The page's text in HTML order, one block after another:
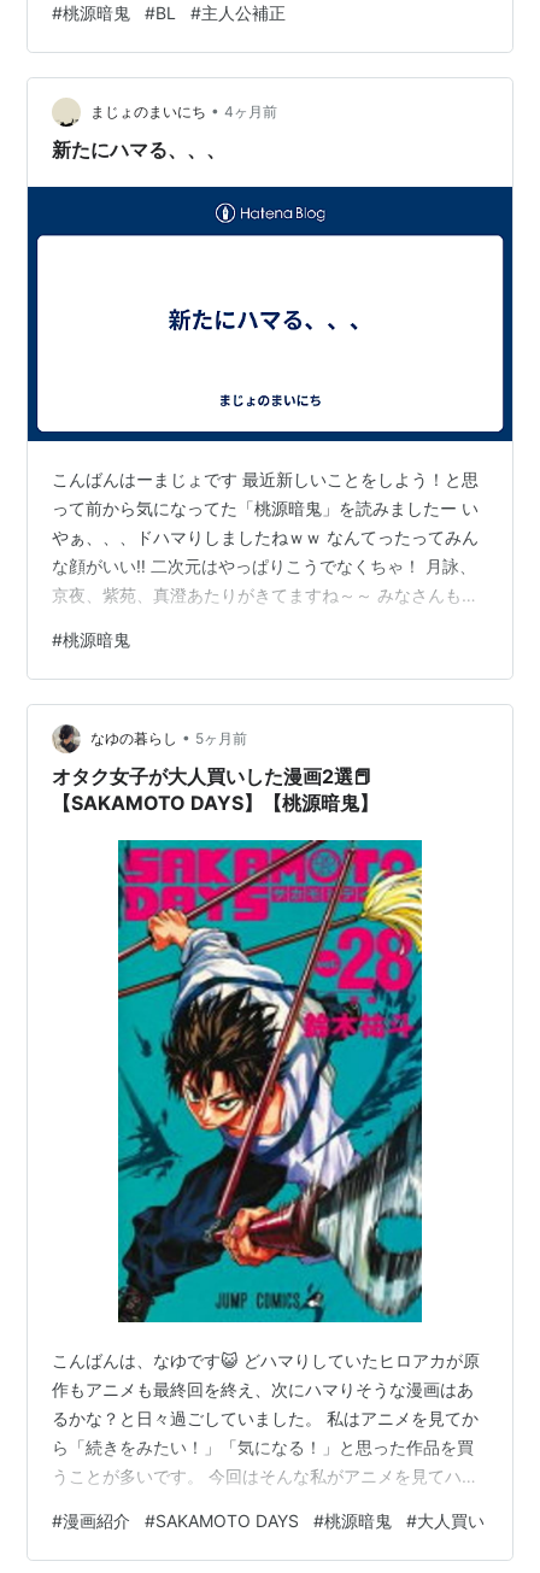
公は愛されろ！！見てるこっちも癒されるから‼ 主人公
愛されを読んで元気チャージしているこの頃でしたｗ 今
回はこのくらいで！また次の夜に逢いましょ～
#桃源暗鬼 #BL #主人公補正
まじょのまいにち • 4ヶ月前
新たにハマる、、、
こんばんはーまじょです 最近新しいことをしよう！と思
って前から気になってた「桃源暗鬼」を読みましたー い
やぁ、、、ドハマりしましたねｗｗ なんてったってみん
な顔がいい‼ 二次元はやっぱりこうでなくちゃ！ 月詠、
京夜、紫苑、真澄あたりがきてますね～～ みなさんもぜ
かりますよ‼ 今回はこのくらいで！また次の夜に逢いま
しょ～
#桃源暗鬼
なゆの暮らし • 5ヶ月前
オタク女子が大人買いした漫画2選📕
【SAKAMOTO DAYS】【桃源暗鬼】
こんばんは、なゆです😺 どハマりしていたヒロアカが原
作もアニメも最終回を終え、次にハマりそうな漫画はあ
るかな？と日々過ごしていました。 私はアニメを見てか
ら「続きをみたい！」「気になる！」と思った作品を買
うことが多いです。 今回はそんな私がアニメを見てハマ
DAYS SAKAMOTO DAYSとは SAKAMOTO DAYSの魅力
実写化決定 桃源暗鬼 桃源暗鬼とは 桃源暗鬼の魅力 アニ
#漫画紹介 #SAKAMOTO DAYS #桃源暗鬼 #大人買い